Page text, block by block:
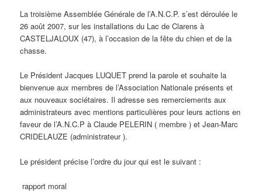
La troisième Assemblée Générale de l’A.N.C.P. s’est déroulée le
26 août 2007, sur les installations du Lac de Clarens à
CASTELJALOUX (47), à l’occasion de la fête du chien et de la
chasse.
Le Président Jacques LUQUET prend la parole et souhaite la
bienvenue aux membres de l’Association Nationale présents et
aux nouveaux sociétaires. Il adresse ses remerciements aux
administrateurs avec mentions particulières pour leurs actions en
faveur de l’A.N.C.P à Claude PELERIN ( membre ) et Jean-Marc
CRIDELAUZE (administrateur ).
Le président précise l’ordre du jour qui est le suivant :
rapport moral